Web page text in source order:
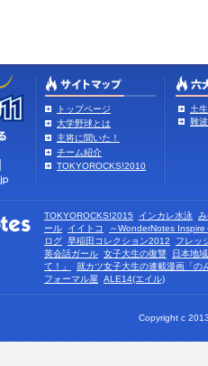
トップページ
大学野球とは
主将に聞いた！
チーム紹介
TOKYOROCKS!2010
土
難
TOKYOROCKS!2015 インカレ水泳
ール
イイトコ
～WonderNotes Inspire
ログ 早稲田コレクション2012
フレッ
英会話ガール 女子大生の復讐
日本地
て！」
就カツ女子大生の連載漫画「の
フォーマル屋
ALE14(エイル)
Copyright c